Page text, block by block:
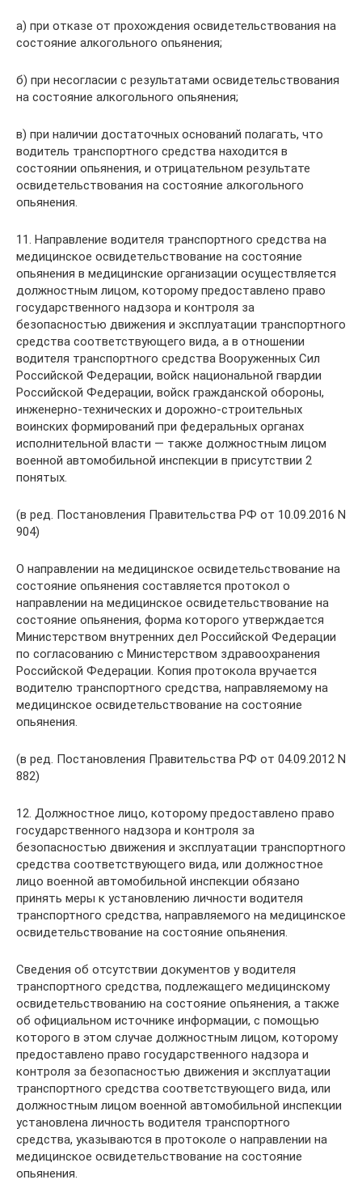
а) при отказе от прохождения освидетельствования на
состояние алкогольного опьянения;
б) при несогласии с результатами освидетельствования
на состояние алкогольного опьянения;
в) при наличии достаточных оснований полагать, что
водитель транспортного средства находится в
состоянии опьянения, и отрицательном результате
освидетельствования на состояние алкогольного
опьянения.
11. Направление водителя транспортного средства на
медицинское освидетельствование на состояние
опьянения в медицинские организации осуществляется
должностным лицом, которому предоставлено право
государственного надзора и контроля за
безопасностью движения и эксплуатации транспортного
средства соответствующего вида, а в отношении
водителя транспортного средства Вооруженных Сил
Российской Федерации, войск национальной гвардии
Российской Федерации, войск гражданской обороны,
инженерно-технических и дорожно-строительных
воинских формирований при федеральных органах
исполнительной власти — также должностным лицом
военной автомобильной инспекции в присутствии 2
понятых.
(в ред. Постановления Правительства РФ от 10.09.2016 N
904)
О направлении на медицинское освидетельствование на
состояние опьянения составляется протокол о
направлении на медицинское освидетельствование на
состояние опьянения, форма которого утверждается
Министерством внутренних дел Российской Федерации
по согласованию с Министерством здравоохранения
Российской Федерации. Копия протокола вручается
водителю транспортного средства, направляемому на
медицинское освидетельствование на состояние
опьянения.
(в ред. Постановления Правительства РФ от 04.09.2012 N
882)
12. Должностное лицо, которому предоставлено право
государственного надзора и контроля за
безопасностью движения и эксплуатации транспортного
средства соответствующего вида, или должностное
лицо военной автомобильной инспекции обязано
принять меры к установлению личности водителя
транспортного средства, направляемого на медицинское
освидетельствование на состояние опьянения.
Сведения об отсутствии документов у водителя
транспортного средства, подлежащего медицинскому
освидетельствованию на состояние опьянения, а также
об официальном источнике информации, с помощью
которого в этом случае должностным лицом, которому
предоставлено право государственного надзора и
контроля за безопасностью движения и эксплуатации
транспортного средства соответствующего вида, или
должностным лицом военной автомобильной инспекции
установлена личность водителя транспортного
средства, указываются в протоколе о направлении на
медицинское освидетельствование на состояние
опьянения.